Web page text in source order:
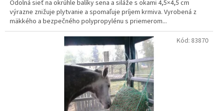
Odolná sieť na okrúhle balíky sena a siláže s okami 4,5×4,5 cm
výrazne znižuje plytvanie a spomaľuje príjem krmiva. Vyrobená z
mäkkého a bezpečného polypropylénu s priemerom...
Kód: 83870